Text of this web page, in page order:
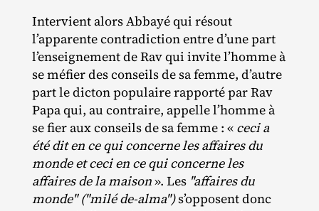
Intervient alors Abbayé qui résout
l’apparente contradiction entre d’une part
l’enseignement de Rav qui invite l’homme à
se méfier des conseils de sa femme, d’autre
part le dicton populaire rapporté par Rav
Papa qui, au contraire, appelle l’homme à
se fier aux conseils de sa femme : « ceci a
été dit en ce qui concerne les affaires du
monde et ceci en ce qui concerne les
affaires de la maison». Les "affaires du
monde" ("milé de-alma")s’opposent donc